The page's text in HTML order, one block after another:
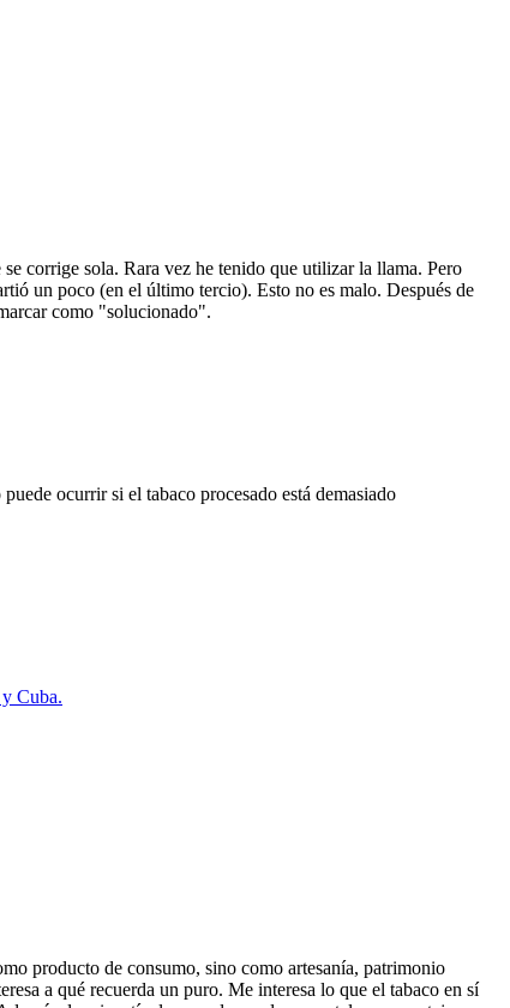
corrige sola. Rara vez he tenido que utilizar la llama. Pero
un poco (en el último tercio). Esto no es malo. Después de
como "solucionado".
ocurrir si el tabaco procesado está demasiado
Cuba.
producto de consumo, sino como artesanía, patrimonio
a qué recuerda un puro. Me interesa lo que el tabaco en sí